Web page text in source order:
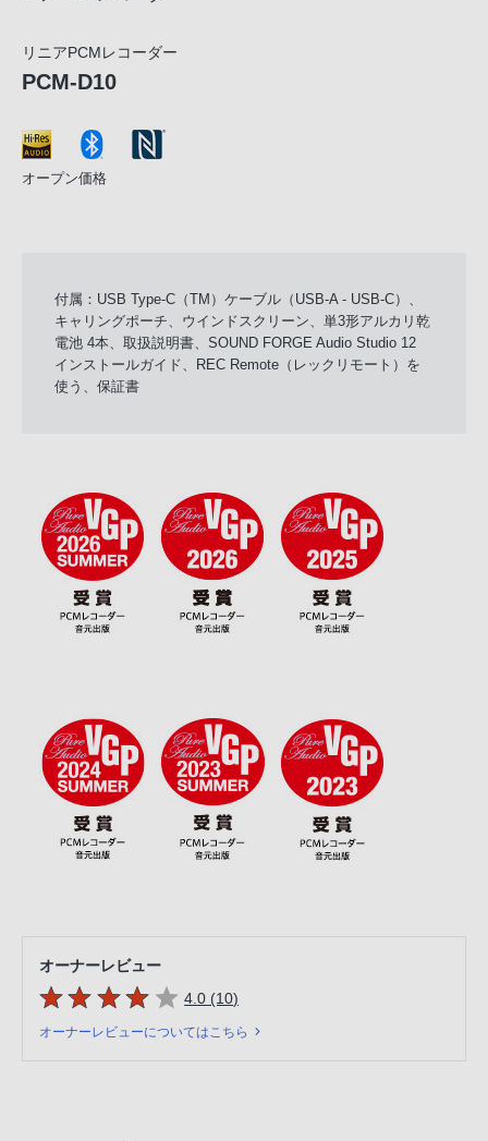
リニアPCMレコーダー
PCM-D10
オープン価格
付属：USB Type-C（TM）ケーブル（USB-A - USB-C）、
キャリングポーチ、ウインドスクリーン、単3形アルカリ乾
電池 4本、取扱説明書、SOUND FORGE Audio Studio 12
インストールガイド、REC Remote（レックリモート）を
使う、保証書
オーナーレビュー
5つの星のうち
4.0 (10件のレビュー
)
オーナーレビューについてはこちら